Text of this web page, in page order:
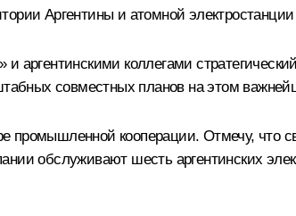
Аргентины и атомной
аргентинскими коллегами
совместных планов на этом
промышленной кооперации. Отмечу, что
обслуживают шесть аргентинских